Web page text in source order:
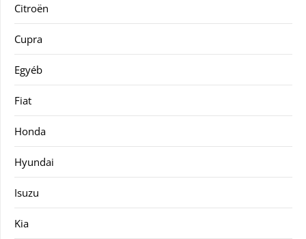
Citroën
Cupra
Egyéb
Fiat
Honda
Hyundai
Isuzu
Kia